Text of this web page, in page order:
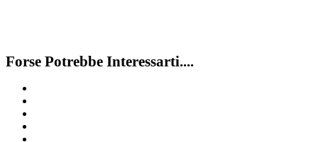
Forse Potrebbe Interessarti....